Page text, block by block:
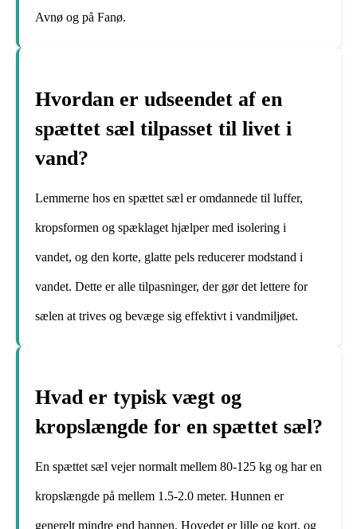
Avnø og på Fanø.
Hvordan er udseendet af en
spættet sæl tilpasset til livet i
vand?
Lemmerne hos en spættet sæl er omdannede til luffer,
kropsformen og spæklaget hjælper med isolering i
vandet, og den korte, glatte pels reducerer modstand i
vandet. Dette er alle tilpasninger, der gør det lettere for
sælen at trives og bevæge sig effektivt i vandmiljøet.
Hvad er typisk vægt og
kropslængde for en spættet sæl?
En spættet sæl vejer normalt mellem 80-125 kg og har en
kropslængde på mellem 1.5-2.0 meter. Hunnen er
generelt mindre end hannen. Hovedet er lille og kort, og